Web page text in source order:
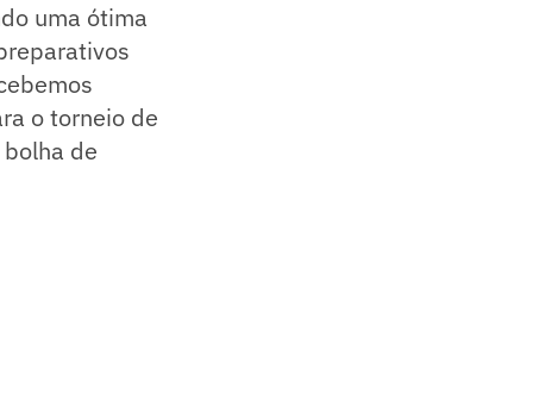
uma ótima
o torneio de
de